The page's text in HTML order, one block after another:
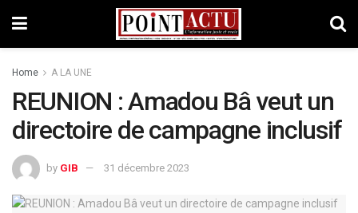
Home A LA UNE
REUNION : Amadou Bâ veut un
directoire de campagne inclusif
by GIB 31 décembre 2023